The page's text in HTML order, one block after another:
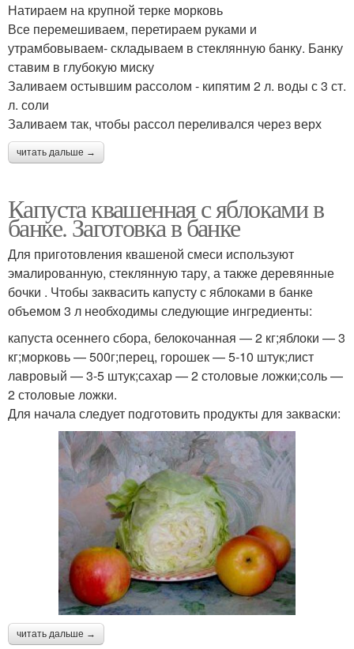
Натираем на крупной терке морковь
Все перемешиваем, перетираем руками и
утрамбовываем- складываем в стеклянную банку. Банку
ставим в глубокую миску
Заливаем остывшим рассолом - кипятим 2 л. воды с 3 ст.
л. соли
Заливаем так, чтобы рассол переливался через верх
читать дальше →
Капуста квашенная с яблоками в
банке. Заготовка в банке
Для приготовления квашеной смеси используют
эмалированную, стеклянную тару, а также деревянные
бочки . Чтобы заквасить капусту с яблоками в банке
объемом 3 л необходимы следующие ингредиенты:
капуста осеннего сбора, белокочанная — 2 кг;яблоки — 3
кг;морковь — 500г;перец, горошек — 5-10 штук;лист
лавровый — 3-5 штук;сахар — 2 столовые ложки;соль —
2 столовые ложки.
Для начала следует подготовить продукты для закваски:
читать дальше →